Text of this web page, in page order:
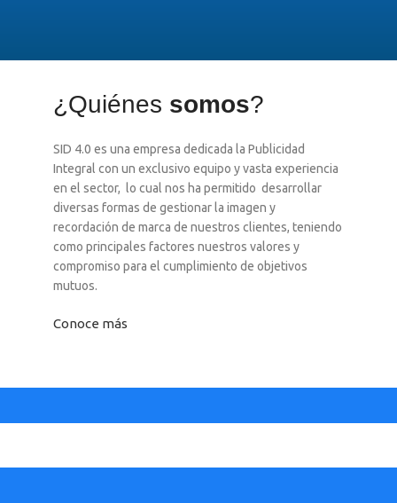
¿Quiénes somos?
SID 4.0 es una empresa dedicada la Publicidad
Integral con un exclusivo equipo y vasta experiencia
en el sector, lo cual nos ha permitido desarrollar
diversas formas de gestionar la imagen y
recordación de marca de nuestros clientes, teniendo
como principales factores nuestros valores y
compromiso para el cumplimiento de objetivos
mutuos.
Conoce más